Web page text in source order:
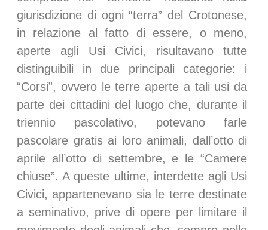
giurisdizione di ogni “terra” del Crotonese,
in relazione al fatto di essere, o meno,
aperte agli Usi Civici, risultavano tutte
distinguibili in due principali categorie: i
“Corsi”, ovvero le terre aperte a tali usi da
parte dei cittadini del luogo che, durante il
triennio pascolativo, potevano farle
pascolare gratis ai loro animali, dall’otto di
aprile all’otto di settembre, e le “Camere
chiuse”. A queste ultime, interdette agli Usi
Civici, appartenevano sia le terre destinate
a seminativo, prive di opere per limitare il